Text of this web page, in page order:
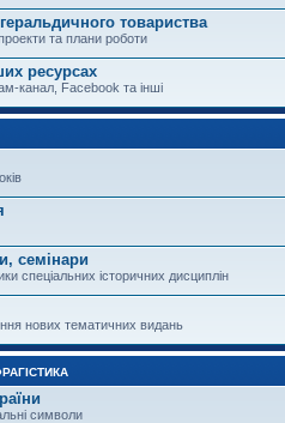
товариства
та плани роботи
ресурсах
канал, Facebook та інші
семінари
спеціальних історичних дисциплін
нових тематичних видань
символи